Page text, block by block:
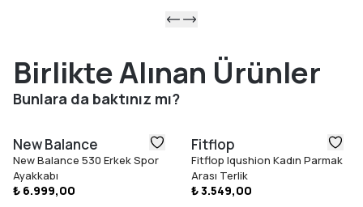
kokuya neden olabilir; bu, doğal malzemeden kaynaklanır.
veya üst malzeme ile mantar arasındaki küçük açılmalar
hatası değildir.
MALZEME
Ürün Tipi: TERLIK
Dış Taban
Malzeme: BIRKO-FLOR
Birlikte Alınan Ürünler
Bunlara da baktınız mı?
New Balance
New Balance 530 Erkek Spor
Ayakkabı
₺ 6.999,00
Fitflop
Fitflop Iqushion Kadın Parmak
Arası Terlik
₺ 3.549,00